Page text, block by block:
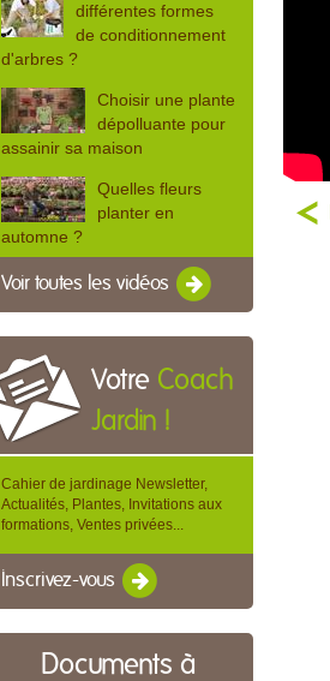
différentes formes
de conditionnement
d'arbres ?
Choisir une plante
dépolluante pour
assainir sa maison
Quelles fleurs
planter en
automne ?
Voir toutes les vidéos
Votre Coach
Jardin !
Cahier de jardinage Newsletter,
Actualités, Plantes, Invitations aux
formations, Ventes privées...
Inscrivez-vous
Documents à